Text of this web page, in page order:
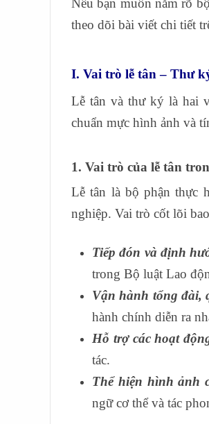
Nếu bạn muốn nắm rõ
theo dõi bài viết chi tiết
I. Vai trò lễ tân – Thư
Lễ tân và thư ký là hai
chuẩn mực hình ảnh và
1. Vai trò của lễ tân
Lễ tân là bộ phận thực
nghiệp. Vai trò cốt lõi
Tiếp đón và định
trong Bộ luật Lao
Vận hành tổng đài,
hành chính diễn ra
Hỗ trợ các hoạt
tác.
Thể hiện hình ảnh
ngữ cơ thể và tác